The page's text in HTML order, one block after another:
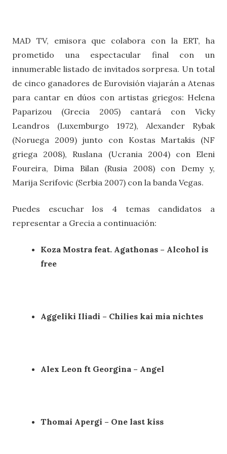
MAD TV, emisora que colabora con la ERT, ha
prometido una espectacular final con un
innumerable listado de invitados sorpresa. Un total
de cinco ganadores de Eurovisión viajarán a Atenas
para cantar en dúos con artistas griegos: Helena
Paparizou (Grecia 2005) cantará con Vicky
Leandros (Luxemburgo 1972), Alexander Rybak
(Noruega 2009) junto con Kostas Martakis (NF
griega 2008), Ruslana (Ucrania 2004) con Eleni
Foureira, Dima Bilan (Rusia 2008) con Demy y,
Marija Serifovic (Serbia 2007) con la banda Vegas.
Puedes escuchar los 4 temas candidatos a
representar a Grecia a continuación:
Koza Mostra feat. Agathonas – Alcohol is
free
Aggeliki Iliadi – Chilies kai mia nichtes
Alex Leon ft Georgina – Angel
Thomai Apergi – One last kiss